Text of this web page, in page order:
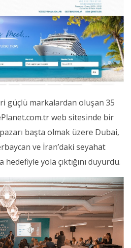
güçlü markalardan oluşan 35
web sitesinde bir
başta olmak üzere Dubai,
ve İran’daki seyahat
yola çıktığını duyurdu.